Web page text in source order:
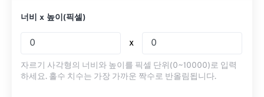
너비 x 높이(픽셀)
x
자르기 사각형의 너비와 높이를 픽셀 단위(0~10000)로 입력
하세요. 홀수 치수는 가장 가까운 짝수로 반올림됩니다.